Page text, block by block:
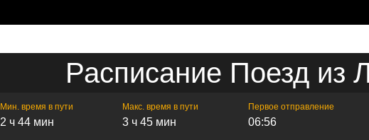
Расписание Поезд из
Мин. время в пути
2 ч 44 мин
Макс. время в пути
3 ч 45 мин
Первое отправление
06:56